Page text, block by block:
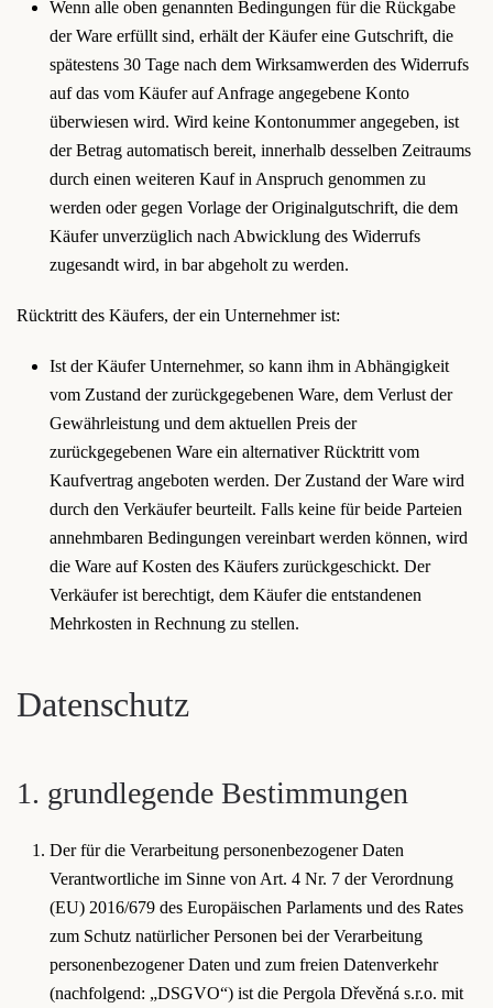
Wenn alle oben genannten Bedingungen für die Rückgabe
der Ware erfüllt sind, erhält der Käufer eine Gutschrift, die
spätestens 30 Tage nach dem Wirksamwerden des Widerrufs
auf das vom Käufer auf Anfrage angegebene Konto
überwiesen wird. Wird keine Kontonummer angegeben, ist
der Betrag automatisch bereit, innerhalb desselben Zeitraums
durch einen weiteren Kauf in Anspruch genommen zu
werden oder gegen Vorlage der Originalgutschrift, die dem
Käufer unverzüglich nach Abwicklung des Widerrufs
zugesandt wird, in bar abgeholt zu werden.
Rücktritt des Käufers, der ein Unternehmer ist:
Ist der Käufer Unternehmer, so kann ihm in Abhängigkeit
vom Zustand der zurückgegebenen Ware, dem Verlust der
Gewährleistung und dem aktuellen Preis der
zurückgegebenen Ware ein alternativer Rücktritt vom
Kaufvertrag angeboten werden. Der Zustand der Ware wird
durch den Verkäufer beurteilt. Falls keine für beide Parteien
annehmbaren Bedingungen vereinbart werden können, wird
die Ware auf Kosten des Käufers zurückgeschickt. Der
Verkäufer ist berechtigt, dem Käufer die entstandenen
Mehrkosten in Rechnung zu stellen.
Datenschutz
1. grundlegende Bestimmungen
Der für die Verarbeitung personenbezogener Daten
Verantwortliche im Sinne von Art. 4 Nr. 7 der Verordnung
(EU) 2016/679 des Europäischen Parlaments und des Rates
zum Schutz natürlicher Personen bei der Verarbeitung
personenbezogener Daten und zum freien Datenverkehr
(nachfolgend: „DSGVO“) ist die Pergola Dřevěná s.r.o. mit